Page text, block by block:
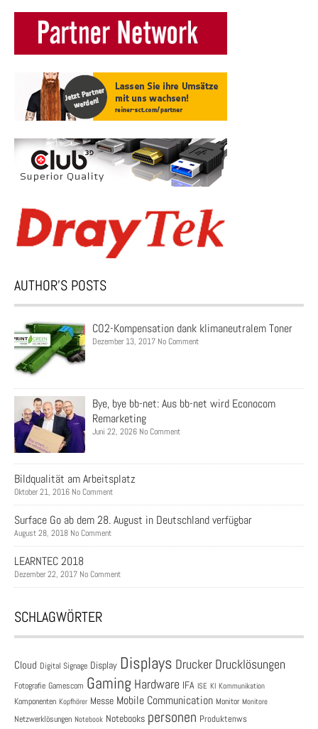
AUTHOR’S POSTS
CO2-Kompensation dank klimaneutralem Toner
Dezember 13, 2017 No Comment
Bye, bye bb-net: Aus bb-net wird Econocom
Remarketing
Juni 22, 2026 No Comment
Bildqualität am Arbeitsplatz
Oktober 21, 2016 No Comment
Surface Go ab dem 28. August in Deutschland verfügbar
August 28, 2018 No Comment
LEARNTEC 2018
Dezember 22, 2017 No Comment
SCHLAGWÖRTER
Cloud Digital Signage Display Displays Drucker Drucklösungen
Fotografie Gamescom Gaming Hardware IFA ISE KI Kommunikation
Komponenten Kopfhörer Messe Mobile Communication Monitor Monitore
Netzwerklösungen Notebook Notebooks personen Produktenws